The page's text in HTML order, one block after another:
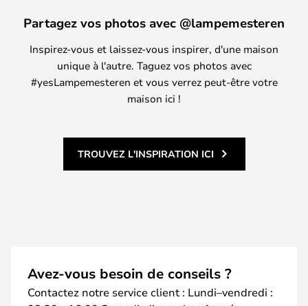
Partagez vos photos avec @lampemesteren
Inspirez-vous et laissez-vous inspirer, d'une maison
unique à l'autre. Taguez vos photos avec
#yesLampemesteren et vous verrez peut-être votre
maison ici !
TROUVEZ L'INSPIRATION ICI
Avez-vous besoin de conseils ?
Contactez notre service client : Lundi–vendredi :